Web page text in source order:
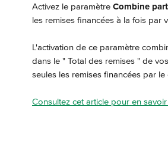
Activez le paramètre Combine
les remises financées à la fois par
L'activation de ce paramètre
dans le " Total des remises " de
seules les remises financées par
Consultez cet article pour en